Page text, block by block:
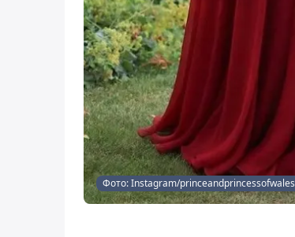
Фото: Instagram/princeandprincessofwales